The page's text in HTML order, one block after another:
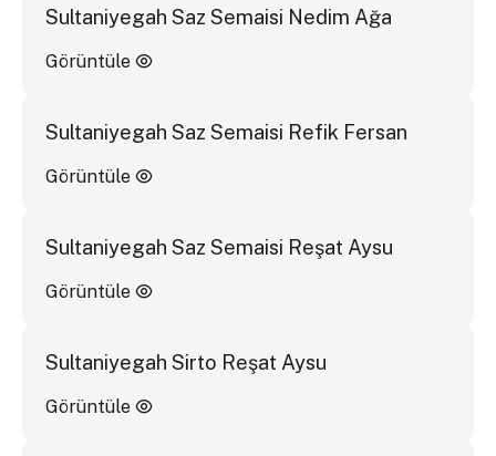
Sultaniyegah Saz Semaisi Nedim Ağa
Görüntüle
Sultaniyegah Saz Semaisi Refik Fersan
Görüntüle
Sultaniyegah Saz Semaisi Reşat Aysu
Görüntüle
Sultaniyegah Sirto Reşat Aysu
Görüntüle